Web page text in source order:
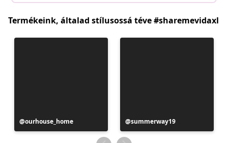
Termékeink, általad stílusossá téve #sharemevidaxl
Bejegyzés
közzétevője
ourhouse_home
Bejegyzés
közzétevője
summerway19